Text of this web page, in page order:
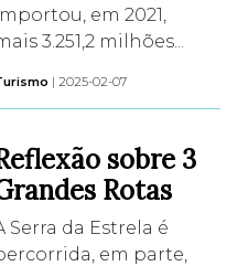
em 2021,
3.251,2 milhões...
| 2025-02-07
sobre 3
Rotas
Serra da Estrela é
em parte,